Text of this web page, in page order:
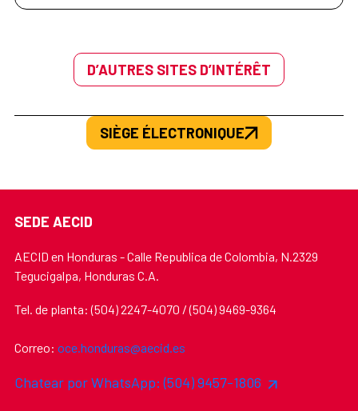
D’AUTRES SITES D’INTÉRÊT
SIÈGE ÉLECTRONIQUE
SEDE AECID
AECID en Honduras - Calle Republica de Colombia, N.2329
Tegucigalpa, Honduras C.A.
Tel. de planta: (504) 2247-4070 / (504) 9469-9364
Correo: oce.honduras@aecid.es
Chatear por WhatsApp: (504) 9457-1806